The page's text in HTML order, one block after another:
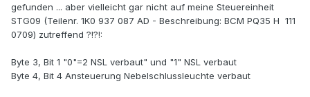
gefunden ... aber vielleicht gar nicht auf meine Steuereinheit
STG09 (Teilenr. 1K0 937 087 AD - Beschreibung: BCM PQ35 H 111
0709) zutreffend ?!?!:
Byte 3, Bit 1 "0"=2 NSL verbaut" und "1" NSL verbaut
Byte 4, Bit 4 Ansteuerung Nebelschlussleuchte verbaut